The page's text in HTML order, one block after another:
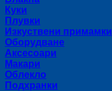
Куки
Плувки
Изкуствени примамки
Оборудване
Аксесоари
Макари
Облекло
Подхранки